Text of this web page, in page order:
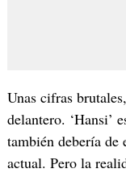
Unas cifras
delantero. ‘Hansi’
también debería de
actual. Pero la